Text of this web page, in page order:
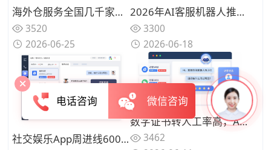
海外仓服务全国几千家门店、企微一店一群？如何不换群让AI客服机器人自动服务
3520
2026-06-25
2026年AI客服机器人推荐：这六款客服机器人回复准确率高
3300
2026-06-18
社交娱乐App周进线6000条、凌晨无人值守，AI客服机器人接账号和退款类问题能覆盖多少
数字证书转人工率高，AI客服机器人怎么定优先覆盖范围
3462
电话咨询 微信咨询